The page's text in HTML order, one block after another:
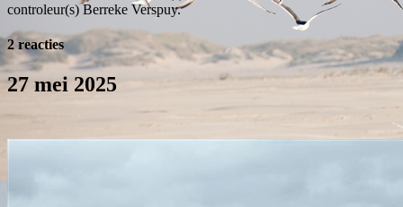
controleur(s) Berreke Verspuy.
2 reacties
27 mei 2025